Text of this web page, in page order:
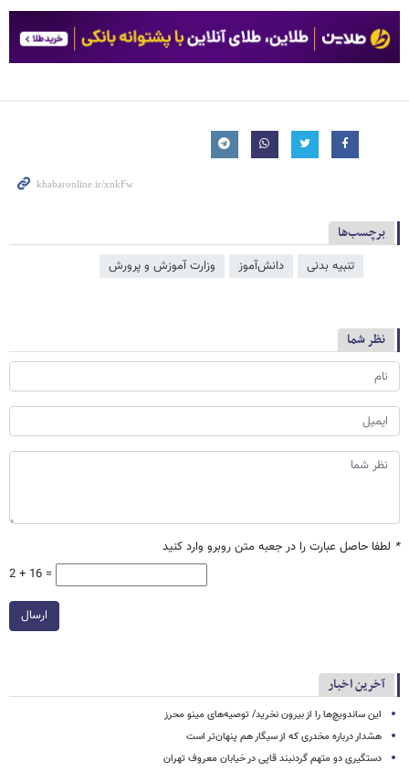
برچسب‌ها
تنبیه بدنی دانش‌آموز وزارت آموزش و پرورش
نظر شما
* لطفا حاصل عبارت را در جعبه متن روبرو وارد کنید
2 + 16 =
ارسال
آخرین اخبار
این ساندویچ‌ها را از بیرون نخرید/ توصیه‌های مینو محرز
هشدار درباره مخدری که از سیگار هم پنهان‌تر است
دستگیری دو متهم گردنبند قاپی در خیابان معروف تهران